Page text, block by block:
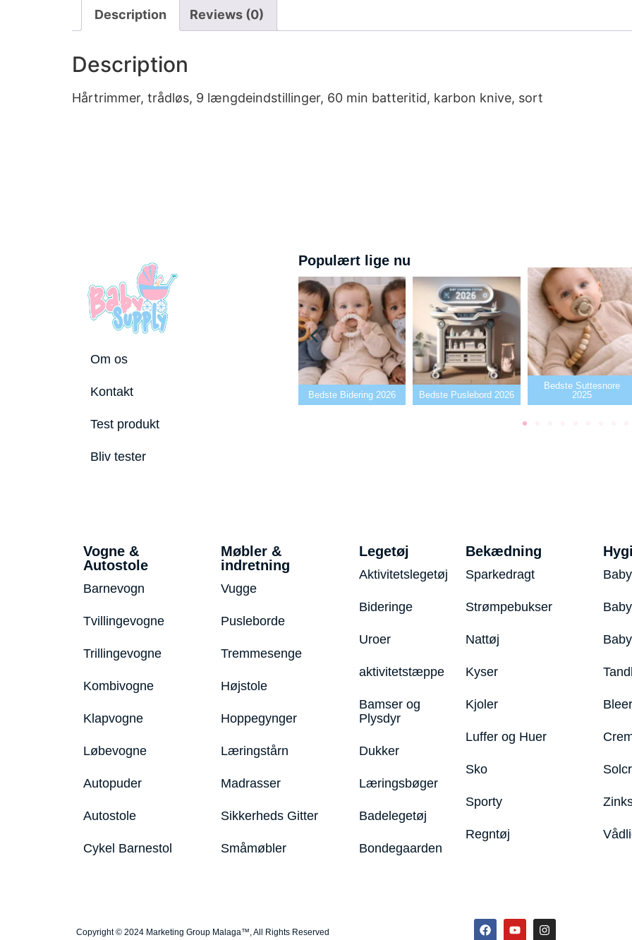
Description Reviews (0)
Description
Hårtrimmer, trådløs, 9 længdeindstillinger, 60 min batteritid, karbon knive, sort
Om os
Kontakt
Test produkt
Bliv tester
Populært lige nu
Bedste tremmeseng
2026
Bedste Bidering 2026 Bedste Puslebord 2026
Bedste Suttesnore
2025
Vogne &
Autostole
Barnevogn
Tvillingevogne
Trillingevogne
Kombivogne
Klapvogne
Løbevogne
Autopuder
Autostole
Cykel Barnestol
Møbler &
indretning
Vugge
Pusleborde
Tremmesenge
Højstole
Hoppegynger
Læringstårn
Madrasser
Sikkerheds Gitter
Småmøbler
Legetøj
Aktivitetslegetøj
Bideringe
Uroer
aktivitetstæppe
Bamser og
Plysdyr
Dukker
Læringsbøger
Badelegetøj
Bondegaarden
Bekædning
Sparkedragt
Strømpebukser
Nattøj
Kyser
Kjoler
Luffer og Huer
Sko
Sporty
Regntøj
Bleer
Copyright © 2024 Marketing Group Malaga™, All Rights Reserved